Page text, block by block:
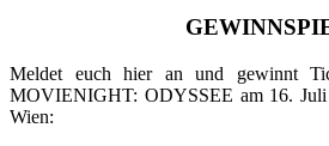
Meldet euch hier an und gewinnt
MOVIENIGHT: ODYSSEE am 16.
Wien: